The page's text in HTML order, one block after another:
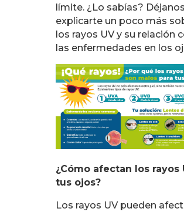
límite. ¿Lo sabías? Déjanos
explicarte un poco más
los rayos UV y su relación
las enfermedades en los
¿Cómo afectan los rayos
tus ojos?
Los rayos UV pueden